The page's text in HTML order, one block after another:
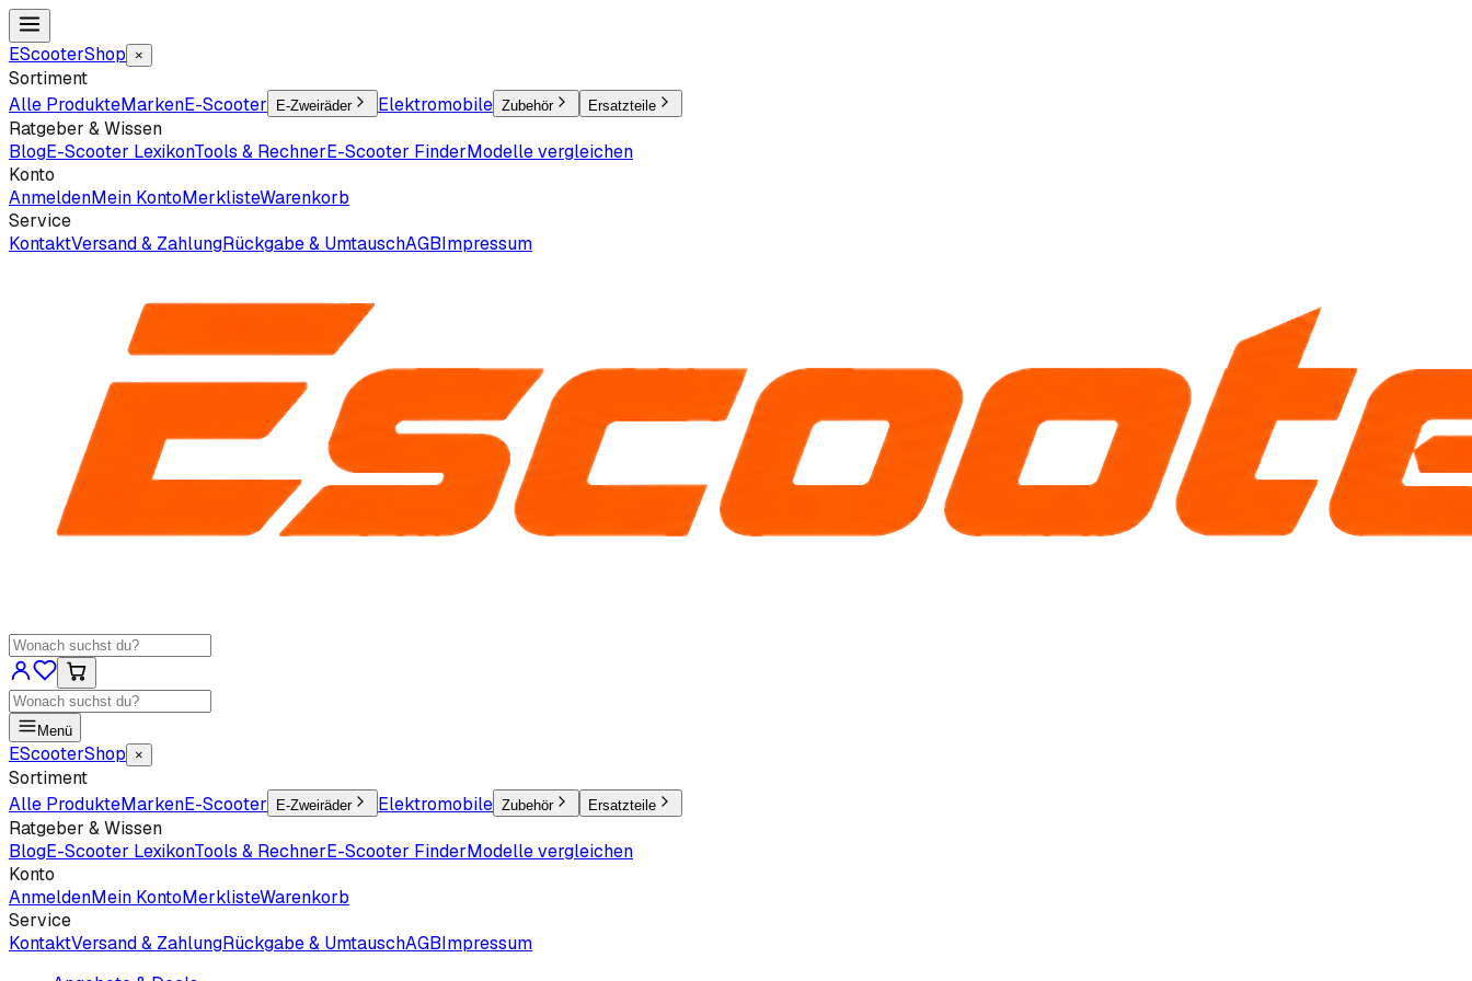
EScooterShop ×
Sortiment
Alle ProdukteMarkenE-Scooter E-Zweiräder Elektromobile Zubehör Ersatzteile
Ratgeber & Wissen
BlogE-Scooter LexikonTools & RechnerE-Scooter FinderModelle vergleichen
Konto
AnmeldenMein KontoMerklisteWarenkorb
Service
KontaktVersand & ZahlungRückgabe & UmtauschAGBImpressum
Menü
EScooterShop ×
Sortiment
Alle ProdukteMarkenE-Scooter E-Zweiräder Elektromobile Zubehör Ersatzteile
Ratgeber & Wissen
BlogE-Scooter LexikonTools & RechnerE-Scooter FinderModelle vergleichen
Konto
AnmeldenMein KontoMerklisteWarenkorb
Service
KontaktVersand & ZahlungRückgabe & UmtauschAGBImpressum